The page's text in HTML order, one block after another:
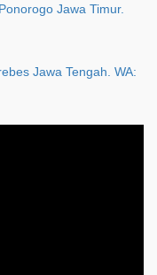
Jawa Timur.
Jawa Tengah. WA: